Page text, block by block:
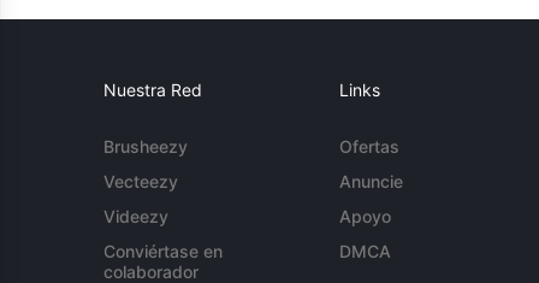
Nuestra Red
Brusheezy
Vecteezy
Videezy
Conviértase en
colaborador
Links
Ofertas
Anuncie
Apoyo
DMCA